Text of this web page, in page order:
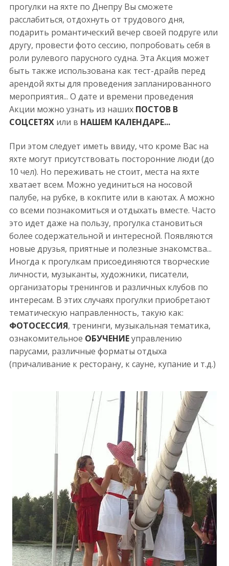
прогулки на яхте по Днепру Вы сможете
расслабиться, отдохнуть от трудового дня,
подарить романтический вечер своей подруге или
другу, провести фото сессию, попробовать себя в
роли рулевого парусного судна. Эта Акция может
быть также использована как тест-драйв перед
арендой яхты для проведения запланированного
мероприятия... О дате и времени проведения
Акции можно узнать из наших ПОСТОВ В
СОЦСЕТЯХили в НАШЕМ КАЛЕНДАРЕ...
При этом следует иметь ввиду, что кроме Вас на
яхте могут присутствовать посторонние люди (до
10 чел). Но переживать не стоит, места на яхте
хватает всем. Можно уединиться на носовой
палубе, на рубке, в кокпите или в каютах. А можно
со всеми познакомиться и отдыхать вместе. Часто
это идет даже на пользу, прогулка становиться
более содержательной и интересной. Появляются
новые друзья, приятные и полезные знакомства...
Иногда к прогулкам присоединяются творческие
личности, музыканты, художники, писатели,
организаторы тренингов и различных клубов по
интересам. В этих случаях прогулки приобретают
тематическую направленность, такую как:
ФОТОСЕССИЯ, тренинги, музыкальная тематика,
ознакомительное ОБУЧЕНИЕуправлению
парусами, различные форматы отдыха
(причаливание к ресторану, к сауне, купание и т.д.)